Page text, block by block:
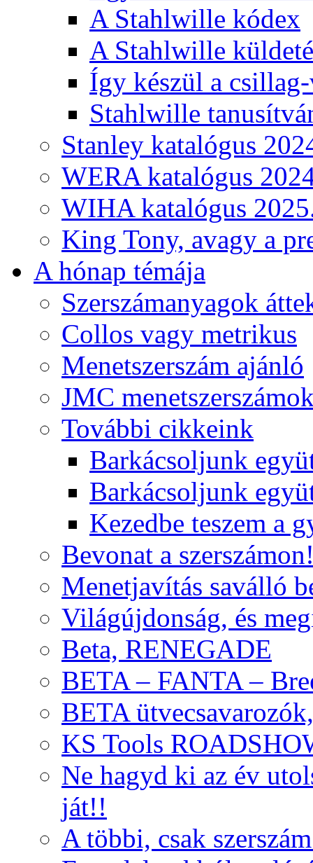
A Stahlwille kódex
A Stahlwille
Így készül a
Stahlwille
Stanley katalógus
WERA katalógus
WIHA katalógus
King Tony, avagy a
A hónap témája
Szerszámanyagok
Collos vagy metrikus
Menetszerszám ajánló
JMC
További cikkeink
Barkácsoljunk
Barkácsoljunk
Kezedbe teszem a
Bevonat a
Menetjavítás saválló
Világújdonság, és
Beta, RENEGADE
BETA – FANTA –
BETA
KS Tools
Ne hagyd ki az év
ját!!
A többi, csak